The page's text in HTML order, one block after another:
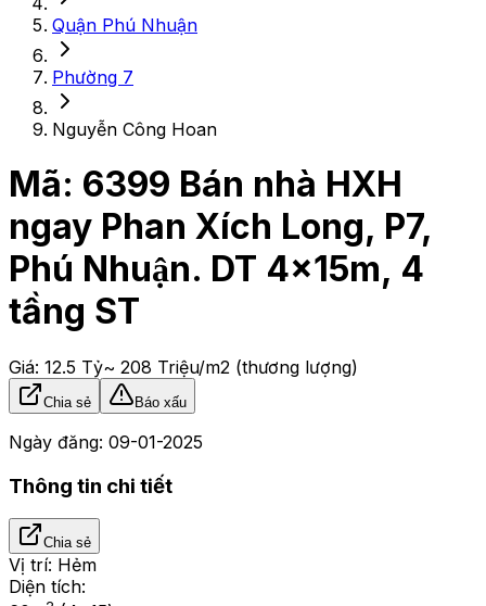
Quận Phú Nhuận
Phường 7
Nguyễn Công Hoan
Mã: 6399 Bán nhà HXH
ngay Phan Xích Long, P7,
Phú Nhuận. DT 4x15m, 4
tầng ST
Giá: 12.5 Tỷ~ 208 Triệu/m2 (thương lượng)
Chia sẻ Báo xấu
Ngày đăng: 09-01-2025
Thông tin chi tiết
Chia sẻ
Vị trí: Hẻm
Diện tích: